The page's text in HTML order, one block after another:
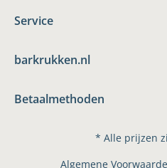
Service
barkrukken.nl
Betaalmethoden
* Alle prijzen
Algemene